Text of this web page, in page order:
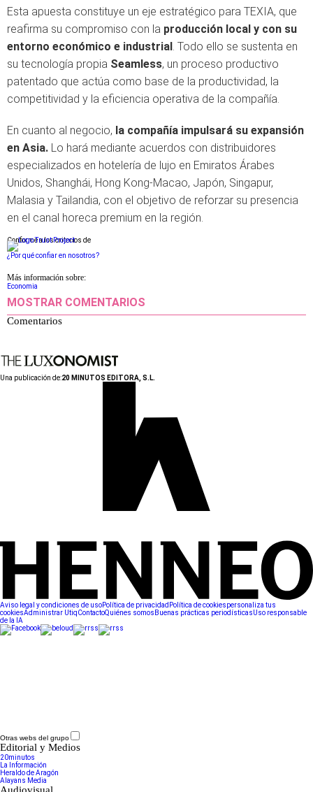
Esta apuesta constituye un eje estratégico para TEXIA, que
reafirma su compromiso con la producción local y con su
entorno económico e industrial. Todo ello se sustenta en
su tecnología propia Seamless, un proceso productivo
patentado que actúa como base de la productividad, la
competitividad y la eficiencia operativa de la compañía.
En cuanto al negocio, la compañía impulsará su expansión
en Asia. Lo hará mediante acuerdos con distribuidores
especializados en hotelería de lujo en Emiratos Árabes
Unidos, Shanghái, Hong Kong-Macao, Japón, Singapur,
Malasia y Tailandia, con el objetivo de reforzar su presencia
en el canal horeca premium en la región.
Conforme a los criterios de
¿Por qué confiar en nosotros?
Más información sobre:
Economia
MOSTRAR COMENTARIOS
Comentarios
Una publicación de:20 MINUTOS EDITORA, S.L.
Aviso legal y condiciones de usoPolítica de privacidad Política de cookiespersonaliza tus
cookiesAdministrar UtiqContactoQuiénes somos Buenas prácticas periodísticasUso responsable
de la IA
Otras webs del grupo
Editorial y Medios
20minutos
La Información
Heraldo de Aragón
Alayans Media
Audiovisual